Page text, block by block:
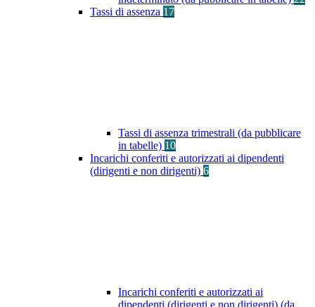
Tassi di assenza 17
Tassi di assenza trimestrali (da pubblicare
in tabelle) 10
Incarichi conferiti e autorizzati ai dipendenti
(dirigenti e non dirigenti) 6
Incarichi conferiti e autorizzati ai